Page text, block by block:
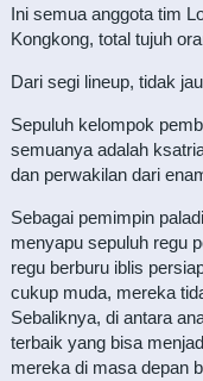
Ini semua anggota tim
Kongkong, total tujuh
Dari segi lineup, tidak
Sepuluh kelompok
semuanya adalah
dan perwakilan dari
Sebagai pemimpin
menyapu sepuluh regu
regu berburu iblis
cukup muda, mereka
Sebaliknya, di antara
terbaik yang bisa
mereka di masa depan